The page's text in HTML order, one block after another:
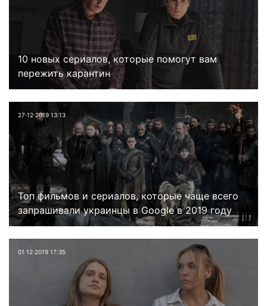
10 новых сериалов, которые помогут вам
пережить карантин
27⋅12⋅2019 13:13
Топ фильмов и сериалов, которые чаще всего
запрашивали украинцы в Google в 2019 году
01⋅12⋅2019 17:35